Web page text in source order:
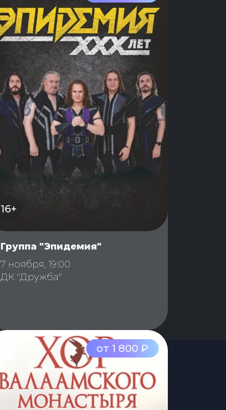
16+
Группа "Эпидемия"
7 ноября, 19:00
ДК "Дружба"
от 1 800 ₽